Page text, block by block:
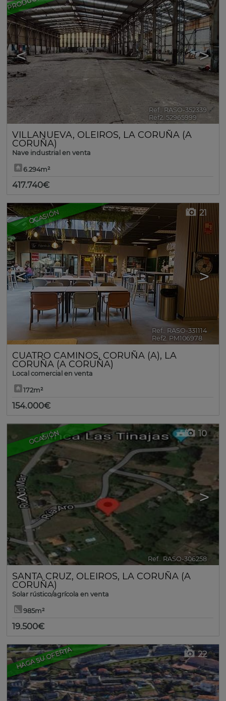
< >
Ref.. RASO-352339 🔗
Ref2. 52965999
VILLANUEVA, OLEIROS, LA CORUÑA (A
CORUÑA)
Nave industrial en venta
6.294m²
417.740€
OCASIÓN
< >
21
Ref.. RASO-331114
Ref2. PM106978
CUATRO CAMINOS, CORUÑA (A), LA
CORUÑA (A CORUÑA)
Local comercial en venta
172m²
154.000€
OCASIÓN
< >
10
Ref.. RASO-306258
SANTA CRUZ, OLEIROS, LA CORUÑA (A
CORUÑA)
Solar rústico/agrícola en venta
985m²
19.500€
HAGA SU OFERTA 22